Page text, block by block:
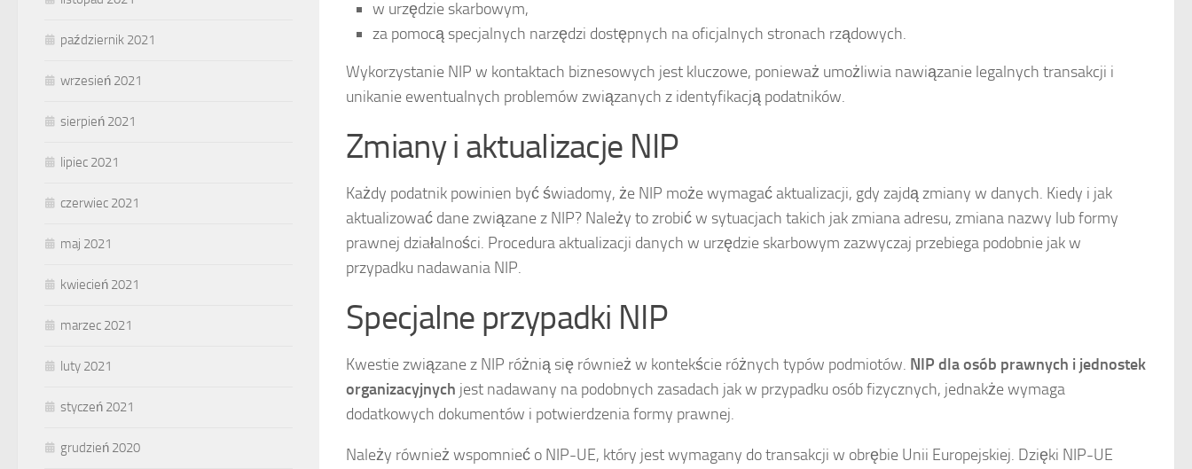
w urzędzie skarbowym,
za pomocą specjalnych narzędzi dostępnych na oficjalnych stronach rządowych.
Wykorzystanie NIP w kontaktach biznesowych jest kluczowe, ponieważ umożliwia nawiązanie legalnych transakcji i
unikanie ewentualnych problemów związanych z identyfikacją podatników.
Zmiany i aktualizacje NIP
Każdy podatnik powinien być świadomy, że NIP może wymagać aktualizacji, gdy zajdą zmiany w danych. Kiedy i jak
aktualizować dane związane z NIP? Należy to zrobić w sytuacjach takich jak zmiana adresu, zmiana nazwy lub formy
prawnej działalności. Procedura aktualizacji danych w urzędzie skarbowym zazwyczaj przebiega podobnie jak w
przypadku nadawania NIP.
Specjalne przypadki NIP
Kwestie związane z NIP różnią się również w kontekście różnych typów podmiotów. NIP dla osób prawnych i jednostek
organizacyjnych jest nadawany na podobnych zasadach jak w przypadku osób fizycznych, jednakże wymaga
dodatkowych dokumentów i potwierdzenia formy prawnej.
Należy również wspomnieć o NIP-UE, który jest wymagany do transakcji w obrębie Unii Europejskiej. Dzięki NIP-UE
październik 2021
wrzesień 2021
sierpień 2021
lipiec 2021
czerwiec 2021
maj 2021
kwiecień 2021
marzec 2021
luty 2021
styczeń 2021
grudzień 2020